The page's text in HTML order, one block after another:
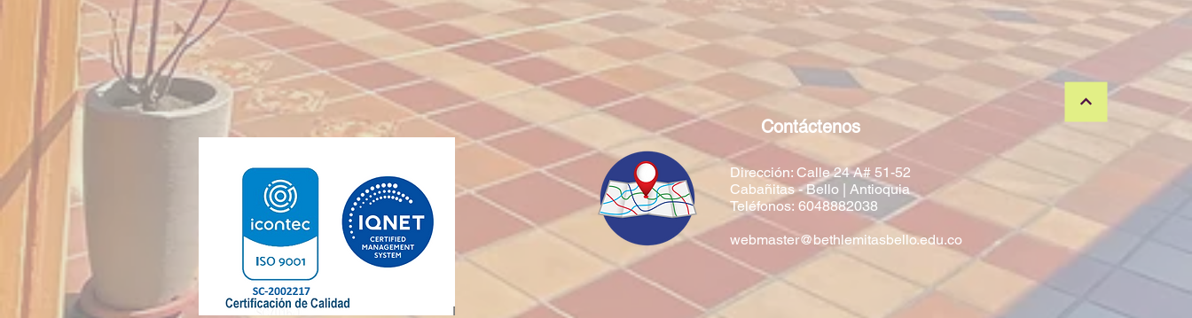
Contáctenos
Dirección: Calle 24 A# 51-52
Cabañitas - Bello | Antioquia
Teléfonos: 6048882038
webmaster@bethlemitasbello.edu.co